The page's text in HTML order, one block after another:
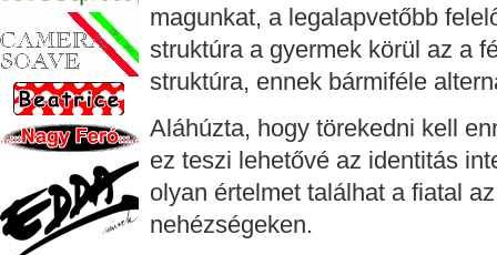
magunkat, a legalapvetőbb
struktúra a gyermek körül az a
struktúra, ennek bármiféle
Aláhúzta, hogy törekedni kell
ez teszi lehetővé az identitás
olyan értelmet találhat a fiatal
nehézségeken.